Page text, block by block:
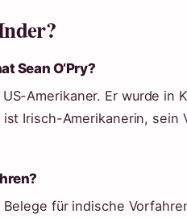
Sean O’Pry?
US-Amerikaner. Er wurde
Irisch-Amerikanerin, sein
für indische